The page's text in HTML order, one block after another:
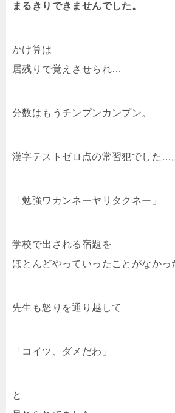
まるきりできませんでした。
かけ算は
居残りで覚えさせられ…
分数はもうチンプンカンプン。
漢字テストゼロ点の常習犯でした…
「勉強ワカンネーヤリタクネー」
学校で出される宿題を
ほとんどやっていったことがなかっ
先生も怒りを通り越して
「コイツ、ダメだわ」
と